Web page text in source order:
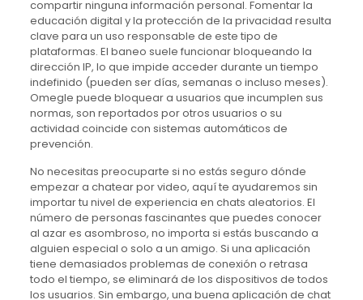
compartir ninguna información personal. Fomentar la
educación digital y la protección de la privacidad resulta
clave para un uso responsable de este tipo de
plataformas. El baneo suele funcionar bloqueando la
dirección IP, lo que impide acceder durante un tiempo
indefinido (pueden ser días, semanas o incluso meses).
Omegle puede bloquear a usuarios que incumplen sus
normas, son reportados por otros usuarios o su
actividad coincide con sistemas automáticos de
prevención.
No necesitas preocuparte si no estás seguro dónde
empezar a chatear por video, aquí te ayudaremos sin
importar tu nivel de experiencia en chats aleatorios. El
número de personas fascinantes que puedes conocer
al azar es asombroso, no importa si estás buscando a
alguien especial o solo a un amigo. Si una aplicación
tiene demasiados problemas de conexión o retrasa
todo el tiempo, se eliminará de los dispositivos de todos
los usuarios. Sin embargo, una buena aplicación de chat